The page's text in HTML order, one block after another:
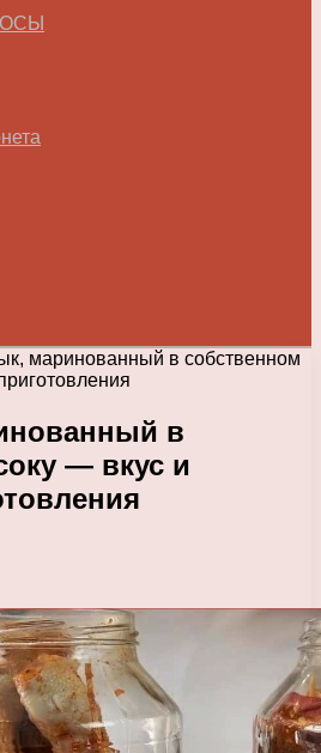
маринованный в собственном
в
— вкус и